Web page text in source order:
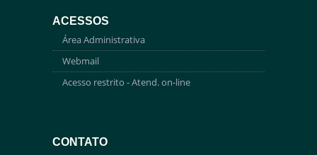
ACESSOS
Área Administrativa
Webmail
Acesso restrito - Atend. on-line
CONTATO